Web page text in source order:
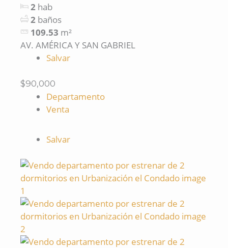
2 hab
2 baños
109.53 m²
AV. AMÉRICA Y SAN GABRIEL
Salvar
$90,000
Departamento
Venta
Salvar